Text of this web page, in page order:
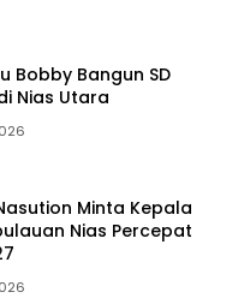
Bobby Bangun SD
Nias Utara
Minta Kepala
Nias Percepat